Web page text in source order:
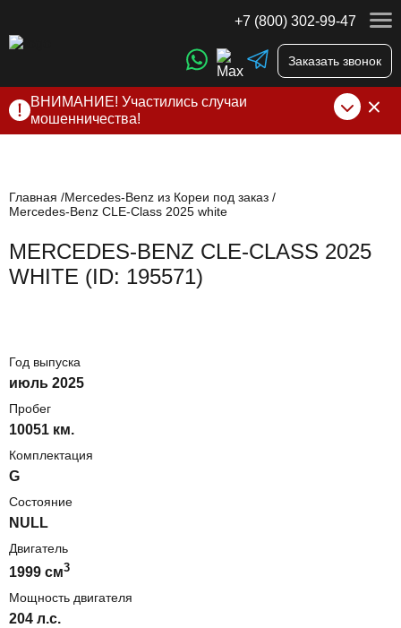
+7 (800) 302-99-47
Заказать звонок
ВНИМАНИЕ! Участились случаи
мошенничества!
нами по официальнымконтактам, указанным в соц сетях
и на сайте
Главная
Mercedes-Benz из Кореи под заказ
Mercedes-Benz CLE-Class 2025 white
MERCEDES-BENZ CLE-CLASS 2025
WHITE (ID: 195571)
Год выпуска
июль 2025
Пробег
10051 км.
Комплектация
G
Состояние
NULL
Двигатель
1999 cм3
Мощность двигателя
204 л.с.